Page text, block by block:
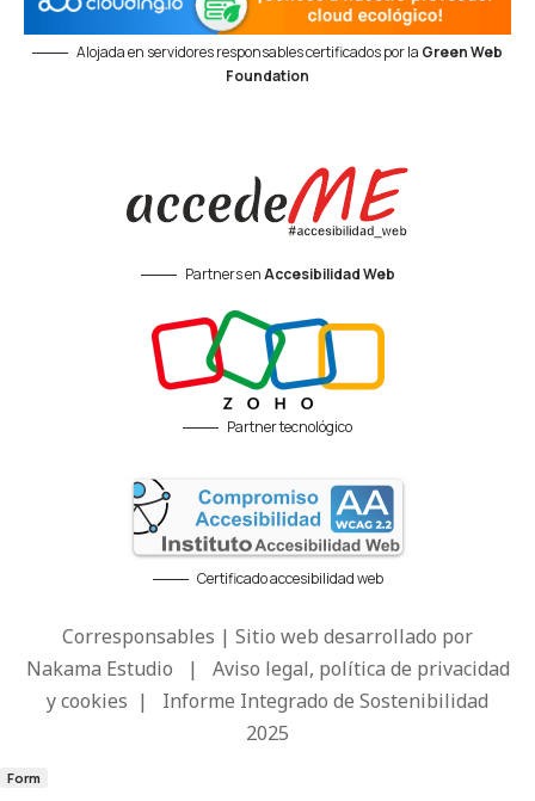
Alojada en servidores responsables certificados por la Green Web
Foundation
Partners enAccesibilidad Web
Partner tecnológico
Certificado accesibilidad web
Corresponsables | Sitio web desarrollado por
Nakama Estudio | Aviso legal, política de privacidad
y cookies | Informe Integrado de Sostenibilidad
2025
Form